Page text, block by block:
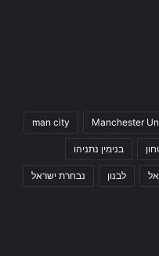
Manchester
man city
בנימין נתניהו
לבנון נבחרת ישראל